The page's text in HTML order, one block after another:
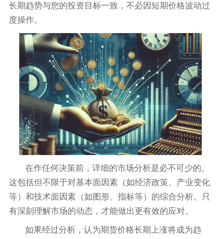
长期趋势与您的投资目标一致，不必因短期价格波动过
度操作。
在作任何决策前，详细的市场分析是必不可少的。
这包括但不限于对基本面因素（如经济政策、产业变化
等）和技术面因素（如图形、指标等）的综合分析。只
有深刻理解市场的动态，才能做出更有效的应对。
如果经过分析，认为期货价格长期上涨将成为趋